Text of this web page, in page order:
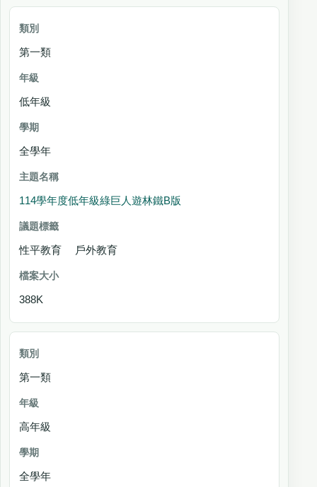
第一類
低年級
全學年
114學年度低年級綠巨人遊林鐵B版
性平教育 戶外教育
388K
第一類
高年級
全學年